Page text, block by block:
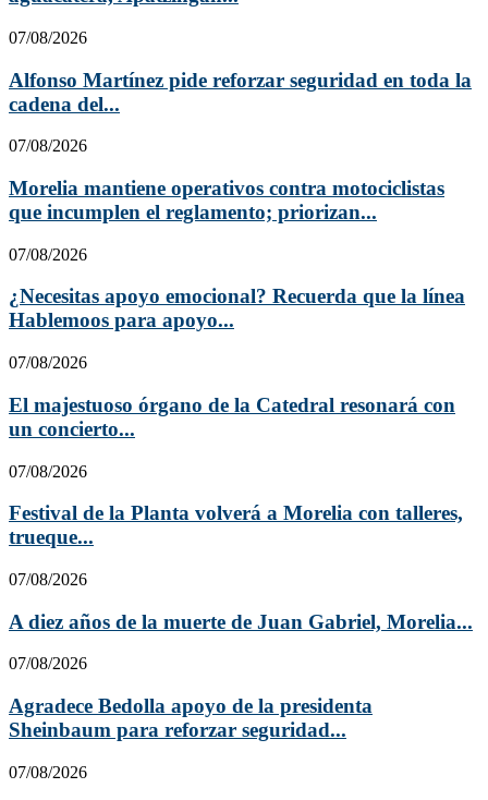
07/08/2026
Alfonso Martínez pide reforzar seguridad en toda la
cadena del...
07/08/2026
Morelia mantiene operativos contra motociclistas
que incumplen el reglamento; priorizan...
07/08/2026
¿Necesitas apoyo emocional? Recuerda que la línea
Hablemoos para apoyo...
07/08/2026
El majestuoso órgano de la Catedral resonará con
un concierto...
07/08/2026
Festival de la Planta volverá a Morelia con talleres,
trueque...
07/08/2026
A diez años de la muerte de Juan Gabriel, Morelia...
07/08/2026
Agradece Bedolla apoyo de la presidenta
Sheinbaum para reforzar seguridad...
07/08/2026